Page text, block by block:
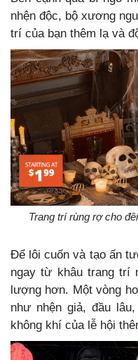
nhện độc, bộ xương
trí của bạn thêm lạ và
Trang trí rùng rợ cho
Để lôi cuốn và tạo ấn
ngay từ khâu trang trí
lượng hơn. Một vòng
như nhện giả, đầu
không khí của lễ hội